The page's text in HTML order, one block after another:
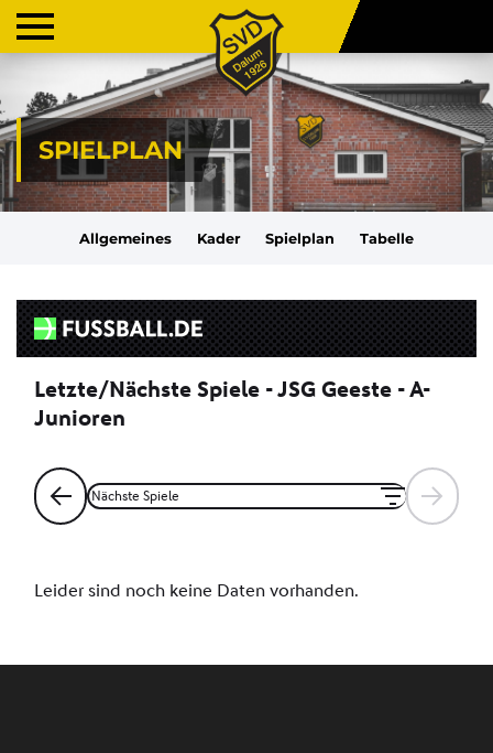
SPIELPLAN
Allgemeines Kader Spielplan Tabelle